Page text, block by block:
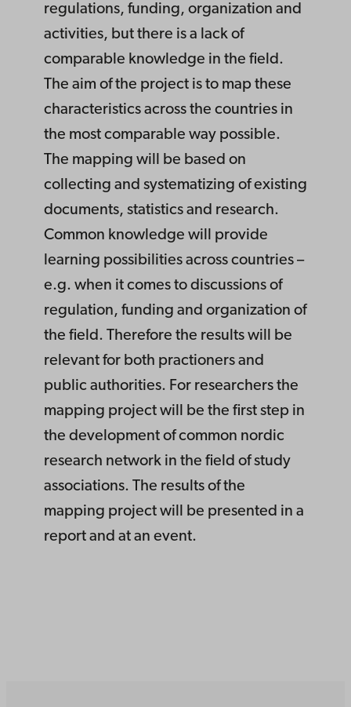
regulations, funding, organization and
activities, but there is a lack of
comparable knowledge in the field.
The aim of the project is to map these
characteristics across the countries in
the most comparable way possible.
The mapping will be based on
collecting and systematizing of existing
documents, statistics and research.
Common knowledge will provide
learning possibilities across countries –
e.g. when it comes to discussions of
regulation, funding and organization of
the field. Therefore the results will be
relevant for both practioners and
public authorities. For researchers the
mapping project will be the first step in
the development of common nordic
research network in the field of study
associations. The results of the
mapping project will be presented in a
report and at an event.